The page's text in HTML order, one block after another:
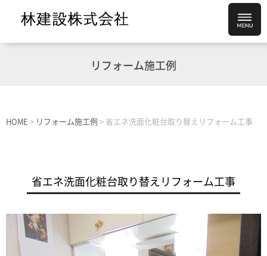
リフォーム施工例
HOME > リフォーム施工例 > 省エネ洗面化粧台取り替えリフォーム工事
省エネ洗面化粧台取り替えリフォーム工事